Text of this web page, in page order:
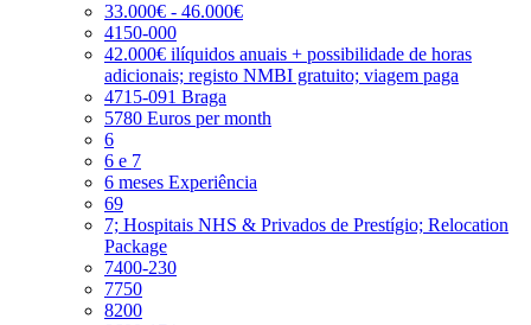
33.000€ - 46.000€
4150-000
42.000€ ilíquidos anuais + possibilidade de horas
adicionais; registo NMBI gratuito; viagem paga
4715-091 Braga
5780 Euros per month
6
6 e 7
6 meses Experiência
69
7; Hospitais NHS & Privados de Prestígio; Relocation
Package
7400-230
7750
8200